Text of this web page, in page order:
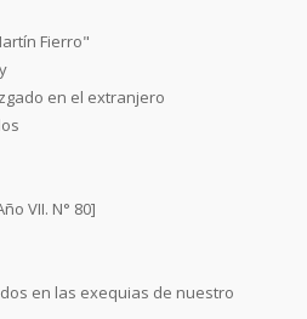
Fierro"
en el extranjero
VII. N° 80]
en las exequias de nuestro